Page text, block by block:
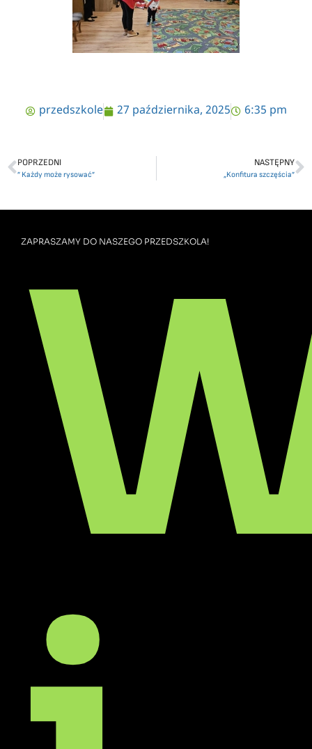
przedszkole 27 października, 2025 6:35 pm
POPRZEDNI
” Każdy może rysować”
NASTĘPNY
„Konfitura szczęścia”
ZAPRASZAMY DO NASZEGO PRZEDSZKOLA!